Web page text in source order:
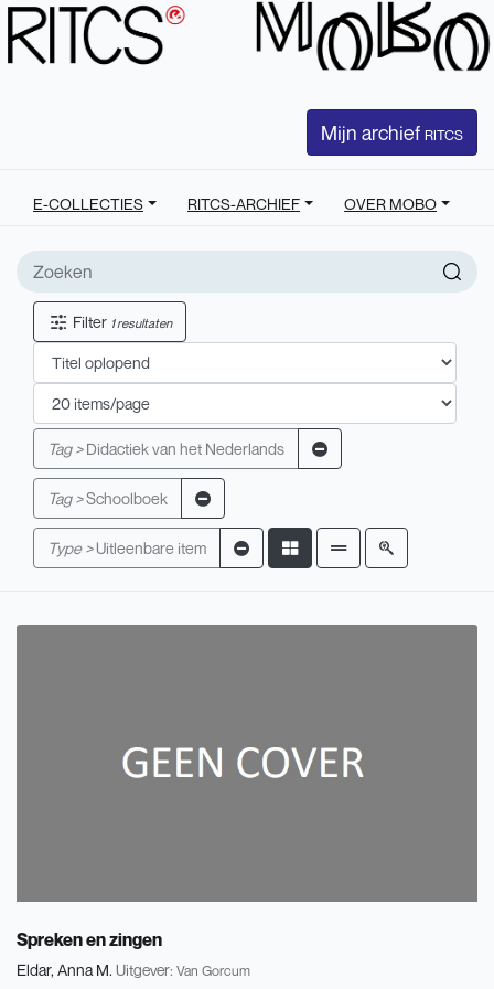
Mijn archief RITCS
E-COLLECTIES RITCS-ARCHIEF OVER MOBO
Filter 1 resultaten
Tag > Didactiek van het Nederlands
Tag >Schoolboek
Type >Uitleenbare item
Spreken en zingen
Eldar, Anna M. Uitgever: Van Gorcum